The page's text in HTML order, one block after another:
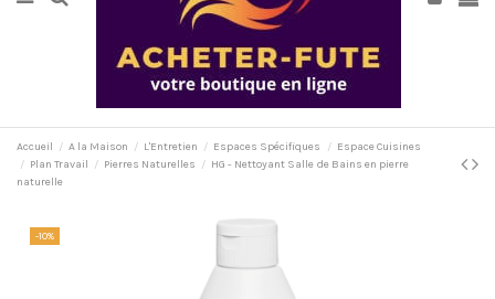
Accueil A la Maison L'Entretien Espaces Spécifiques
Espace Cuisines
Plan Travail
Pierres Naturelles
HG - Nettoyant Salle de Bains en pierre
naturelle
-10%